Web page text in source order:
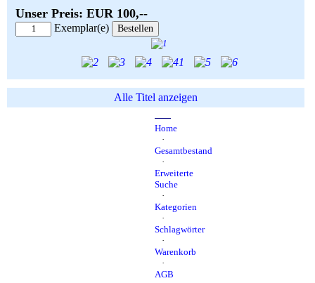
Unser Preis: EUR 100,--
Exemplar(e)
Alle Titel anzeigen
Home
·
Gesamtbestand
·
Erweiterte
Suche
·
Kategorien
·
Schlagwörter
·
Warenkorb
·
AGB